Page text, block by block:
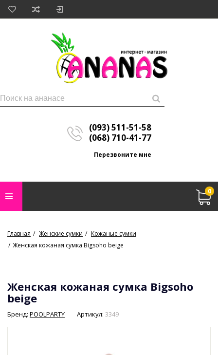
(093) 511-51-58
(068) 710-41-77
Перезвоните мне
0
Главная Женские сумки
Кожаные сумки
Женская кожаная сумка Bigsoho beige
Женская кожаная сумка Bigsoho
beige
Бренд: POOLPARTY Артикул: 3349